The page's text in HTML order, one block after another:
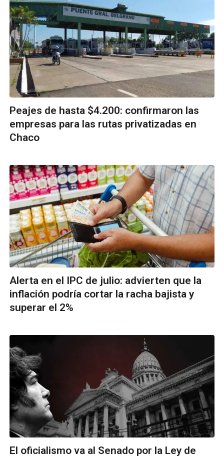
Peajes de hasta $4.200: confirmaron las
empresas para las rutas privatizadas en
Chaco
Alerta en el IPC de julio: advierten que la
inflación podría cortar la racha bajista y
superar el 2%
El oficialismo va al Senado por la Ley de